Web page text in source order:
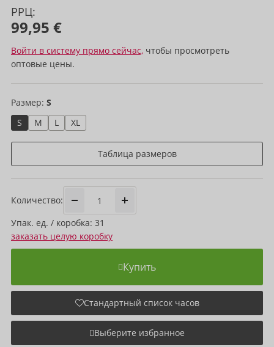
РРЦ:
99,95 €
Войти в систему прямо сейчас, чтобы просмотреть
оптовые цены.
Размер: S
S
M L XL
Таблица размеров
Количество:
Упак. ед. / коробка: 31
заказать целую коробку
Купить
Стандартный список часов
Выберите избранное